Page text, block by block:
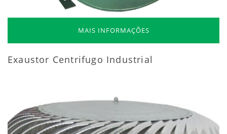
MAIS INFORMAÇÕES
Exaustor Centrifugo Industrial